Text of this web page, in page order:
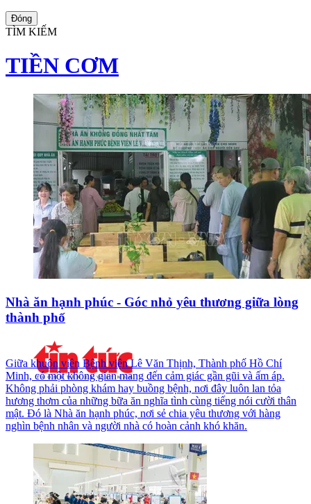
Đóng
TÌM KIẾM
TIỀN CƠM
Nhà ăn hạnh phúc - Góc nhỏ yêu thương giữa lòng
thành phố
Giữa khuôn viên Bệnh viện Lê Văn Thịnh, Thành phố Hồ Chí
Minh, có một không gian mang đến cảm giác gần gũi và ấm áp.
Không phải phòng khám hay buồng bệnh, nơi đây luôn lan tỏa
hương thơm của những bữa ăn nghĩa tình cùng tiếng nói cười thân
mật. Đó là Nhà ăn hạnh phúc, nơi sẻ chia yêu thương với hàng
nghìn bệnh nhân và người nhà có hoàn cảnh khó khăn.